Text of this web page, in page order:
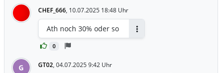
CHEF_666, 10.07.2025 18:48 Uhr
0
Ath noch 30% oder so
G GT02, 04.07.2025 9:42 Uhr